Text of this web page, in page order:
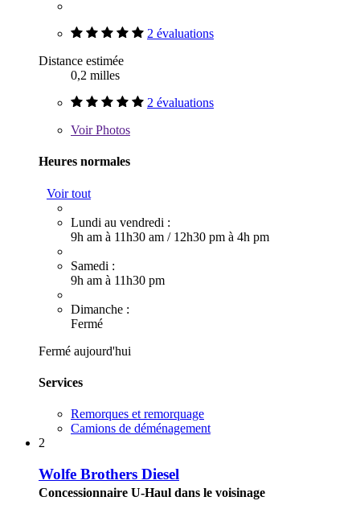
2 évaluations
Distance estimée
0,2 milles
2 évaluations
VoirPhotos
Heures normales
Voir tout
Lundi au vendredi :
9h am à 11h30 am / 12h30 pm à 4h pm
Samedi :
9h am à 11h30 pm
Dimanche :
Fermé
Fermé aujourd'hui
Services
Remorques et remorquage
Camions de déménagement
2
Wolfe Brothers Diesel
Concessionnaire U-Haul dans le voisinage